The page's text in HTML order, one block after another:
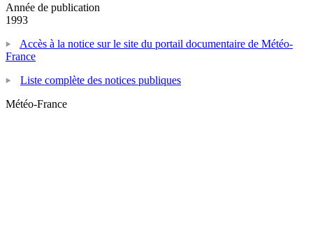
Année de publication
1993
Accès à la notice sur le site du portail documentaire de Météo-
France
Liste complète des notices publiques
Météo-France